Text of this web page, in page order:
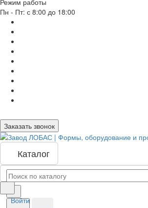
Режим работы
Пн - Пт: с 8:00 до 18:00
Заказать звонок
Каталог
Войти